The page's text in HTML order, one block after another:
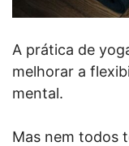
A prática de
melhorar a
mental.
Mas nem todos